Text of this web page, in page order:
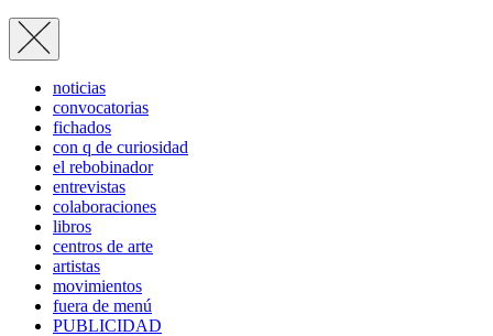
noticias
convocatorias
fichados
con q de curiosidad
el rebobinador
entrevistas
colaboraciones
libros
centros de arte
artistas
movimientos
fuera de menú
PUBLICIDAD